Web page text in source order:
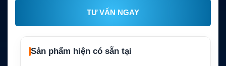
TƯ VẤN NGAY
Sản phẩm hiện có sẵn tại